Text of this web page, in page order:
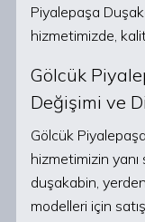
Piyalepaşa
hizmetimizde,
Gölcük
Değişimi ve
Gölcük
hizmetimizin yanı
duşakabin,
modelleri için